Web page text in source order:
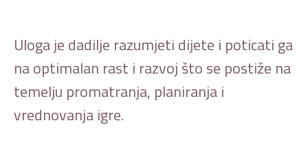
Uloga je dadilje razumjeti dijete i poticati ga
na optimalan rast i razvoj što se postiže na
temelju promatranja, planiranja i
vrednovanja igre.